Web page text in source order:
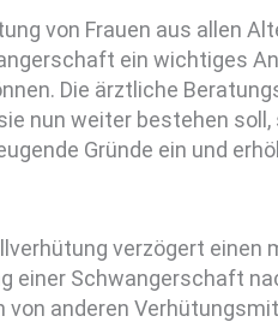
von Frauen aus allen
ein wichtiges
Die ärztliche
nun weiter bestehen
Gründe ein und
verzögert einen
einer Schwangerschaft
anderen